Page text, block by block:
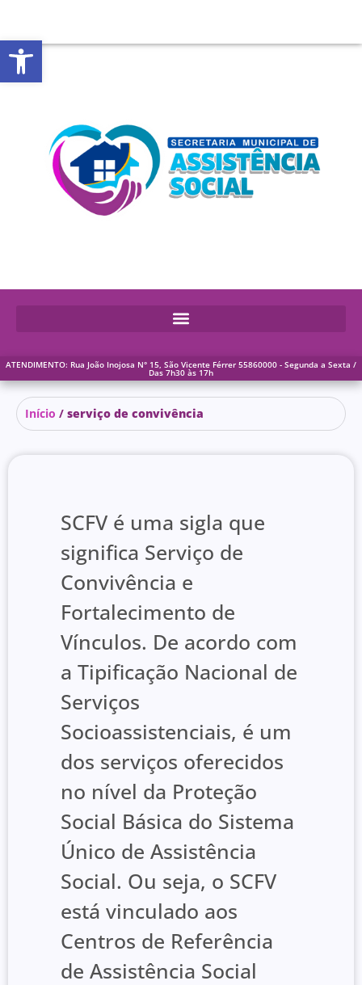
Abrir a barra de ferramentas
ATENDIMENTO: Rua João Inojosa N° 15, São Vicente Férrer 55860000 - Segunda a Sexta /
Das 7h30 às 17h
Início / serviço de convivência
SCFV é uma sigla que
significa Serviço de
Convivência e
Fortalecimento de
Vínculos. De acordo com
a Tipificação Nacional de
Serviços
Socioassistenciais, é um
dos serviços oferecidos
no nível da Proteção
Social Básica do Sistema
Único de Assistência
Social. Ou seja, o SCFV
está vinculado aos
Centros de Referência
de Assistência Social